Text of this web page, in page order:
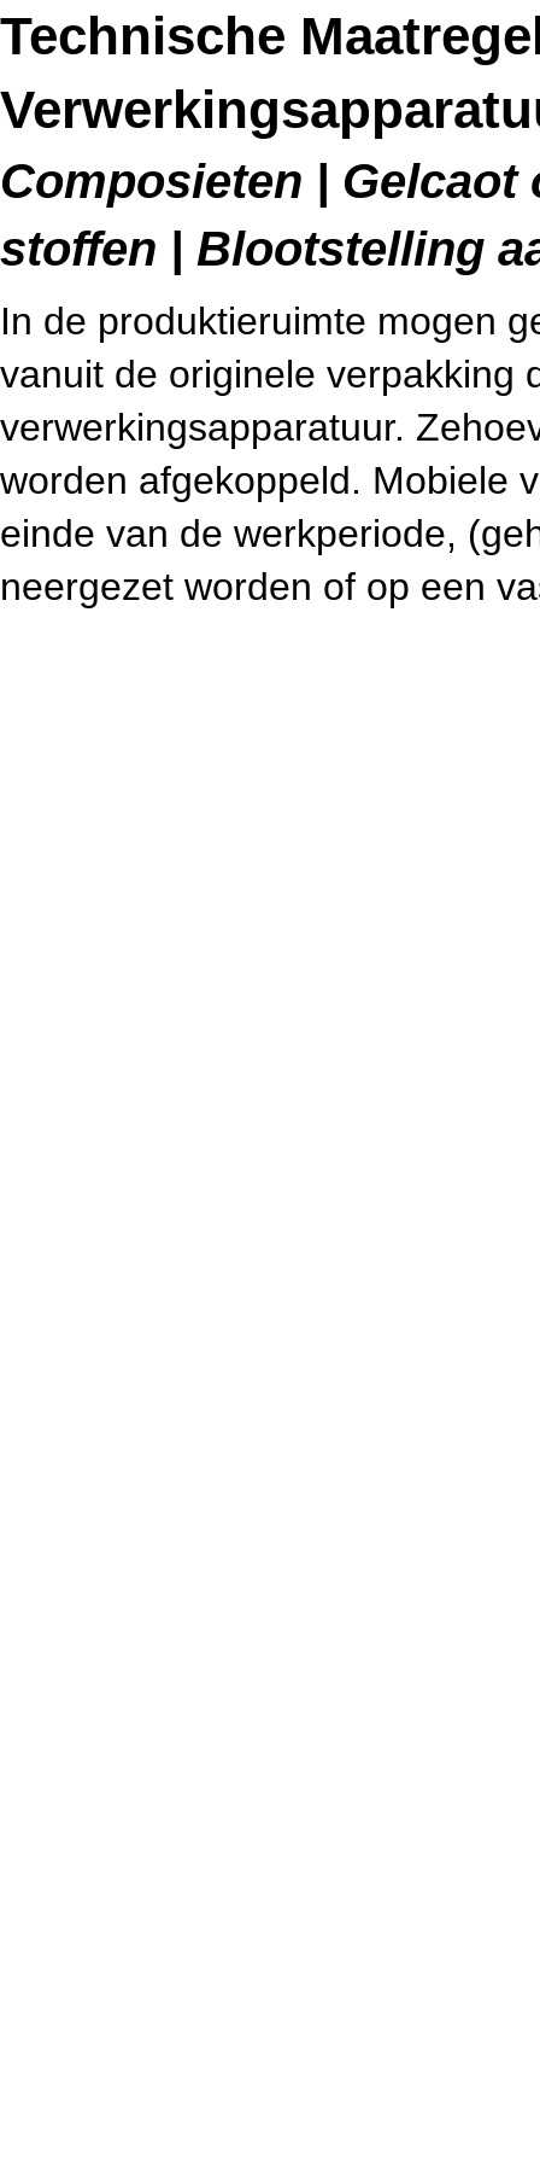
Technische
Composieten |
stoffen | Blootstelling
In de produktieruimte mogen
vanuit de originele verpakking
verwerkingsapparatuur.
worden afgekoppeld. Mobiele
einde van de werkperiode,
neergezet worden of op een